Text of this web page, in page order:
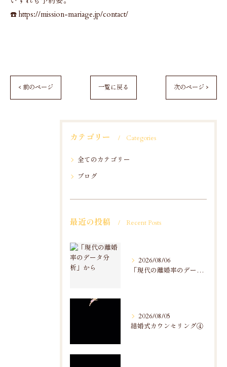
☎️ https://mission-mariage.jp/contact/
< 前のページ 一覧に戻る 次のページ >
カテゴリー Categories
全てのカテゴリー
ブログ
最近の投稿 Recent Posts
2026/08/06
「現代の離婚率のデータ分析」から
2026/08/05
結婚式カウンセリング④